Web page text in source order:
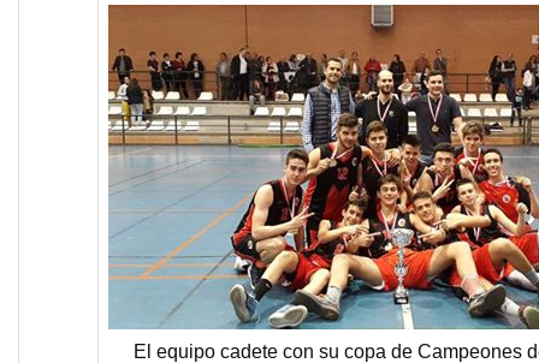
El equipo cadete con su copa de Campeones